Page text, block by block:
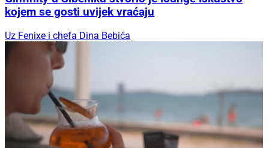
kojem se gosti uvijek vraćaju
Uz Fenixe i chefa Dina Bebića